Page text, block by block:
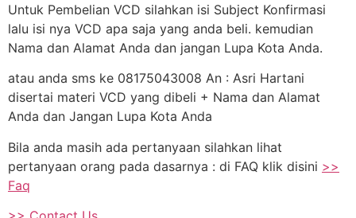
Untuk Pembelian VCD silahkan isi Subject Konfirmasi
lalu isi nya VCD apa saja yang anda beli. kemudian
Nama dan Alamat Anda dan jangan Lupa Kota Anda.
atau anda sms ke 08175043008 An : Asri Hartani
disertai materi VCD yang dibeli + Nama dan Alamat
Anda dan Jangan Lupa Kota Anda
Bila anda masih ada pertanyaan silahkan lihat
pertanyaan orang pada dasarnya : di FAQ klik disini >>
Faq